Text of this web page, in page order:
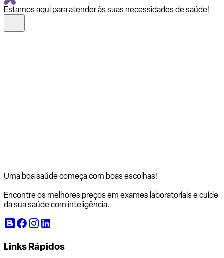
Estamos aqui para atender às suas necessidades de saúde!
Uma boa saúde começa com boas escolhas!
Encontre os melhores preços em exames laboratoriais e cuide
da sua saúde com inteligência.
Links Rápidos